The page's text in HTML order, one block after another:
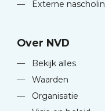
—
Externe
Over NVD
—
Bekijk alles
—
Waarden
—
Organisatie